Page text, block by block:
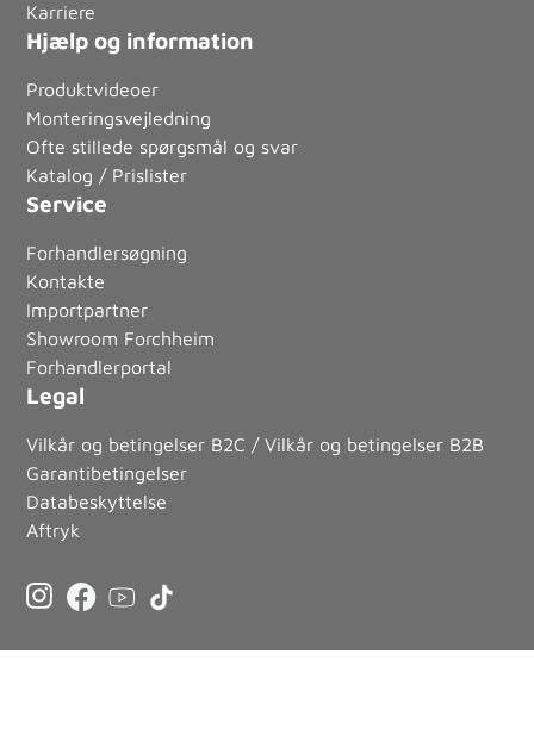
Karriere
Hjælp og information
Produktvideoer
Monteringsvejledning
Ofte stillede spørgsmål og svar
Katalog / Prislister
Service
Forhandlersøgning
Kontakte
Importpartner
Showroom Forchheim
Forhandlerportal
Legal
Vilkår og betingelser B2C / Vilkår og betingelser B2B
Garantibetingelser
Databeskyttelse
Aftryk